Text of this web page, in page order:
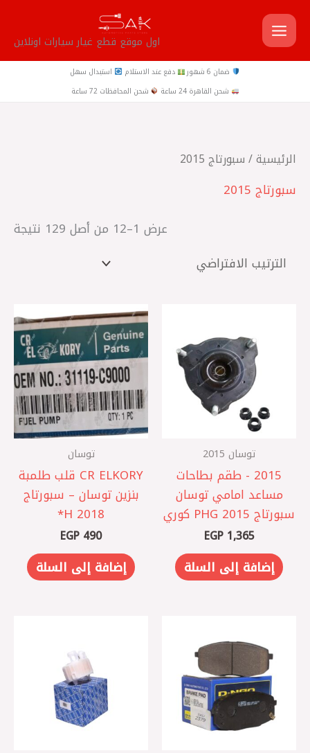
تخطي
إلى
المحتوى
اول موقع قطع غيار سيارات اونلاين
ضمان 6 شهور دفع عند الاستلام
استبدال سهل
شحن القاهرة 24 ساعة
شحن المحافظات 72 ساعة
الرئيسية/ سبورتاج 2015
سبورتاج 2015
عرض 1–12 من أصل 129 نتيجة
توسان 2015
‎- 2015 طقم بطاحات
مساعد امامي توسان
سبورتاج 2015 PHG كوري
EGP1,365
إضافة إلى السلة
توسان
CR ELKORY قلب طلمبة
بنزين توسان – سبورتاج
2018 H*
EGP 490
إضافة إلى السلة